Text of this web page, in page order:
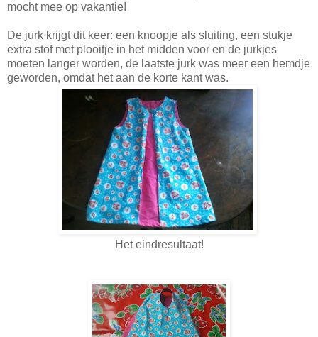
mocht mee op vakantie!
De jurk krijgt dit keer: een knoopje als sluiting, een stukje
extra stof met plooitje in het midden voor en de jurkjes
moeten langer worden, de laatste jurk was meer een hemdje
geworden, omdat het aan de korte kant was.
Het eindresultaat!